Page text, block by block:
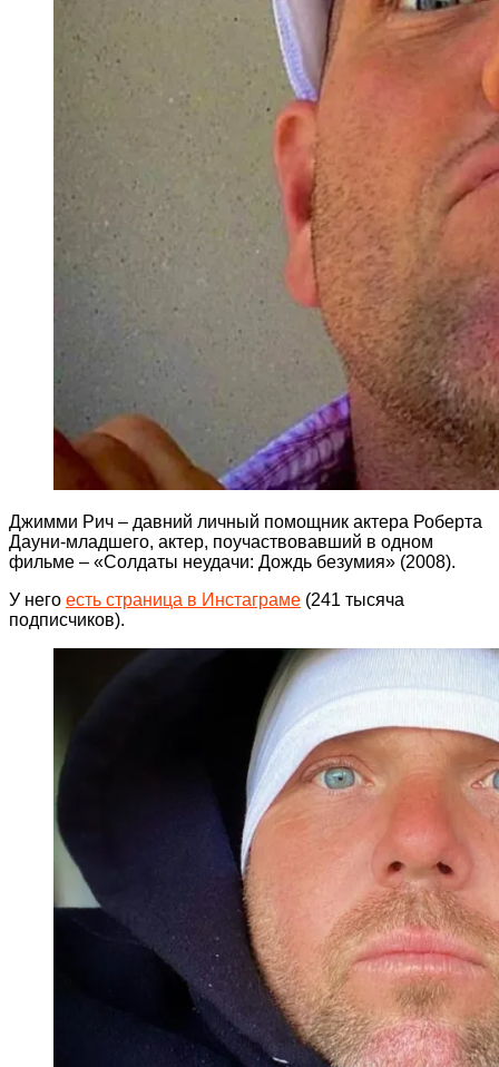
Джимми Рич – давний личный помощник актера Роберта
Дауни-младшего, актер, поучаствовавший в одном
фильме – «Солдаты неудачи: Дождь безумия» (2008).
У него есть страница в Инстаграме (241 тысяча
подписчиков).